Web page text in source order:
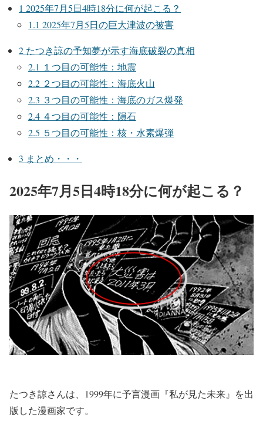
1 2025年7月5日4時18分に何が起こる？
1.1 2025年7月5日の巨大津波の被害
2 たつき諒の予知夢が示す海底破裂の真相
2.1 １つ目の可能性：地震
2.2 ２つ目の可能性：海底火山
2.3 ３つ目の可能性：海底のガス爆発
2.4 ４つ目の可能性：隕石
2.5 ５つ目の可能性：核・水素爆弾
3 まとめ・・・
2025年7月5日4時18分に何が起こる？
たつき諒さんは、1999年に予言漫画『私が見た未来』を出
版した漫画家です。